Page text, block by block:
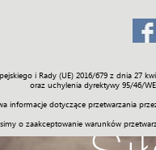
i Rady (UE) 2016/679 z dnia
oraz uchylenia dyrektywy 95/46/
informacje dotyczące przetwarzania
o zaakceptowanie warunków
Świat Społeczność